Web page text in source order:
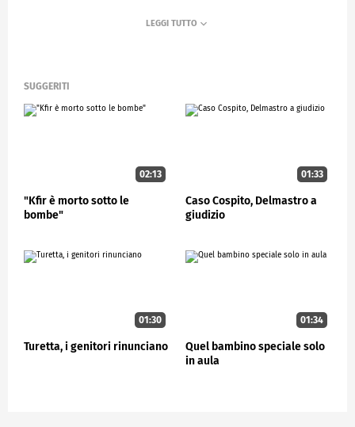
SUGGERITI
02:13
"Kfir è morto sotto le
bombe"
01:33
Caso Cospito, Delmastro a
giudizio
01:30
Turetta, i genitori rinunciano
01:34
Quel bambino speciale solo
in aula